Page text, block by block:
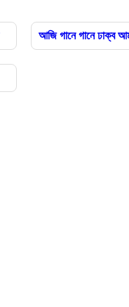
আজি গানে গানে ঢাক্‌ব